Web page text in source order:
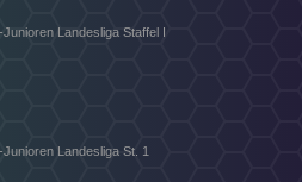
Landesliga Staffel I
Junioren Landesliga St. 1